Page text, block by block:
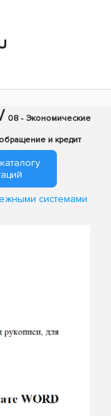
08 - Экономические
и кредит
системами